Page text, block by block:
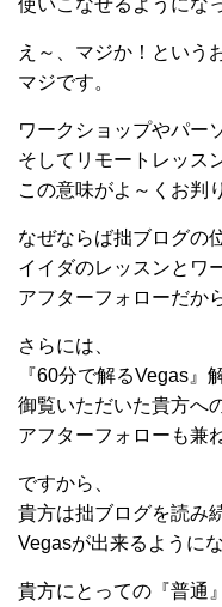
使いこなせるようにな
え～、マジか！という
マジです。
ワークショップやパー
そしてリモートレッス
この意味がよ～くお判
なぜならば拙ブログの
イイダのレッスンとワ
アフターフォローだか
さらには、
『60分で解るVegas』
御覧いただいた貴方へ
アフターフォローも兼
ですから、
貴方は拙ブログを読み
Vegasが出来るように
貴方にとっての『普通